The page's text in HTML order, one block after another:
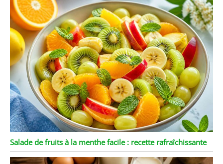
Salade de fruits à la menthe facile : recette rafraîchissante